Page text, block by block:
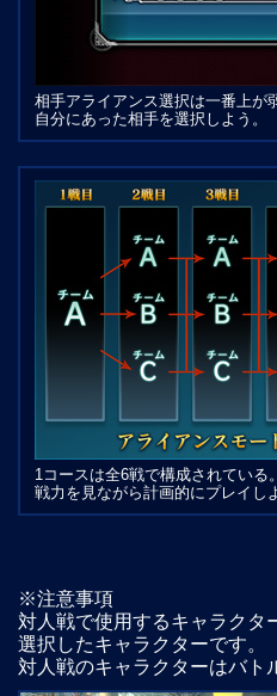
相手アライアンス選択は一番上が
自分にあった相手を選択しよう。
1コースは全6戦で構成されてい
戦力を見ながら計画的にプレイし
※注意事項
対人戦で使用するキャラクタ
選択したキャラクターです。
対人戦のキャラクターはバト